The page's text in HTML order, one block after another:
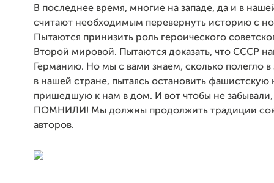
В последнее время, многие на западе, да и в
считают необходимым перевернуть историю с
Пытаются принизить роль героического
Второй мировой. Пытаются доказать, что СССР
Германию. Но мы с вами знаем, сколько полегло
в нашей стране, пытаясь остановить фашистскую
пришедшую к нам в дом. И вот чтобы не
ПОМНИЛИ! Мы должны продолжить традиции
авторов.